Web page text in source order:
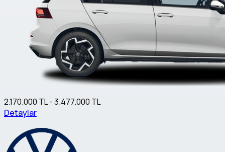
2.170.000 TL - 3.477.000 TL
Detaylar